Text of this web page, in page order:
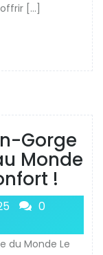
[…]
Gorge
Monde
!
0
du Monde Le